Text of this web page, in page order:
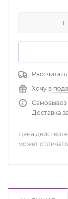
Хочу в
Самовывоз
Доставка
Цена
может